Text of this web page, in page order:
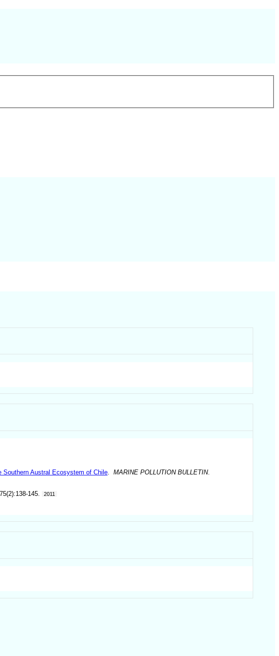
Southern Austral Ecosystem of Chile. MARINE POLLUTION BULLETIN.
145. 2011